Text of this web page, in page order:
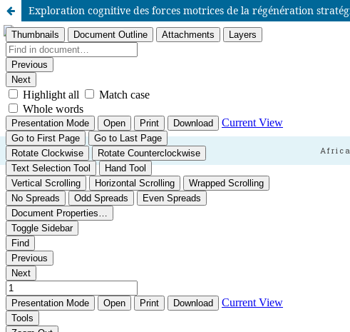
Exploration cognitive des forces motrices de la régénération